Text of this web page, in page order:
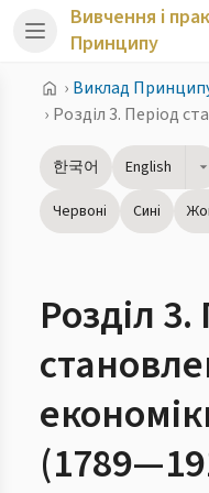
Вивчення і
Принципу
› Виклад
›
한국어 English
Червоні Сині
Розділ